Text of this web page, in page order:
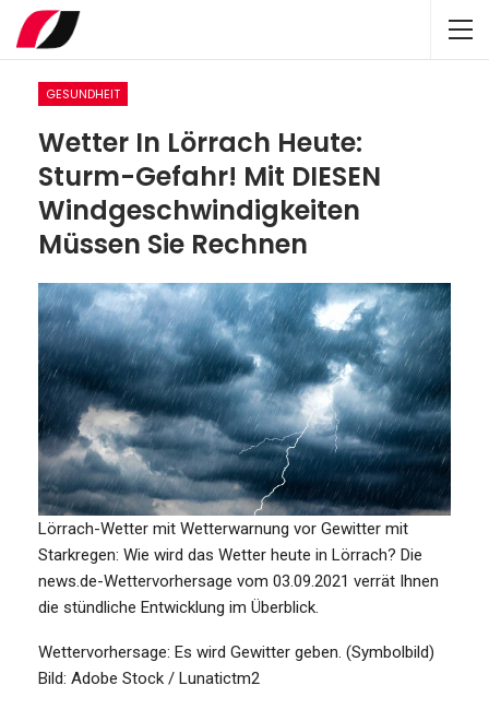
GESUNDHEIT
Wetter In Lörrach Heute:
Sturm-Gefahr! Mit DIESEN
Windgeschwindigkeiten
Müssen Sie Rechnen
Lörrach-Wetter mit Wetterwarnung vor Gewitter mit
Starkregen: Wie wird das Wetter heute in Lörrach? Die
news.de-Wettervorhersage vom 03.09.2021 verrät Ihnen
die stündliche Entwicklung im Überblick.
Wettervorhersage: Es wird Gewitter geben. (Symbolbild)
Bild: Adobe Stock / Lunatictm2